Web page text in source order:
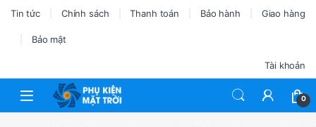
Tin tức Chính sách Thanh toán Bảo hành Giao hàng
Bảo mật
Tài khoản
0